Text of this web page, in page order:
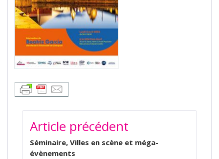
NAVIGATION
DE
L’ARTICLE
Article précédent
Séminaire, Villes en scène et méga-
évènements